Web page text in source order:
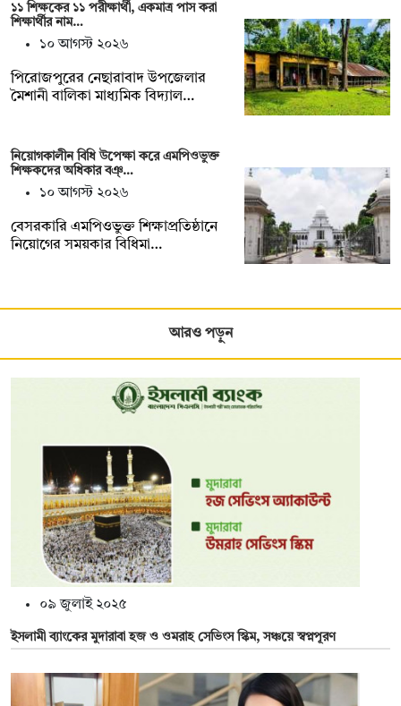
১১ শিক্ষকের ১১ পরীক্ষার্থী, একমাত্র পাস করা
শিক্ষার্থীর নাম…
১০ আগস্ট ২০২৬
পিরোজপুরের নেছারাবাদ উপজেলার
মৈশানী বালিকা মাধ্যমিক বিদ্যাল…
নিয়োগকালীন বিধি উপেক্ষা করে এমপিওভুক্ত
শিক্ষকদের অধিকার বঞ্…
১০ আগস্ট ২০২৬
বেসরকারি এমপিওভুক্ত শিক্ষাপ্রতিষ্ঠানে
নিয়োগের সময়কার বিধিমা…
আরও পড়ুন
০৯ জুলাই ২০২৫
ইসলামী ব্যাংকের মুদারাবা হজ ও ওমরাহ সেভিংস স্কিম, সঞ্চয়ে স্বপ্নপূরণ